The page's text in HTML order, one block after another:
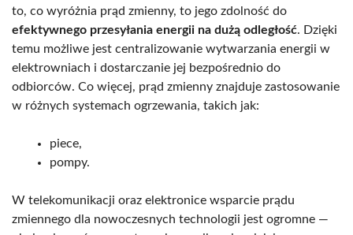
to, co wyróżnia prąd zmienny, to jego zdolność do
efektywnego przesyłania energii na dużą odległość. Dzięki
temu możliwe jest centralizowanie wytwarzania energii w
elektrowniach i dostarczanie jej bezpośrednio do
odbiorców. Co więcej, prąd zmienny znajduje zastosowanie
w różnych systemach ogrzewania, takich jak:
piece,
pompy.
W telekomunikacji oraz elektronice wsparcie prądu
zmiennego dla nowoczesnych technologii jest ogromne —